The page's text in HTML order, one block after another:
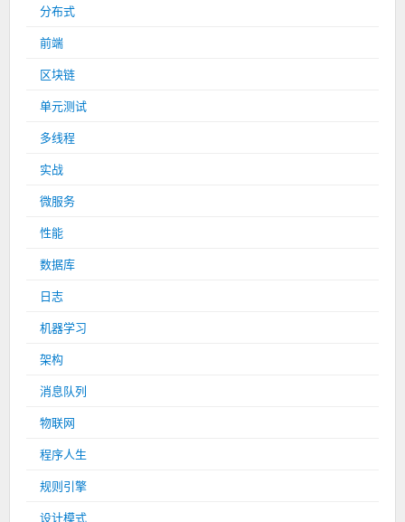
分布式
前端
区块链
单元测试
多线程
实战
微服务
性能
数据库
日志
机器学习
架构
消息队列
物联网
程序人生
规则引擎
设计模式